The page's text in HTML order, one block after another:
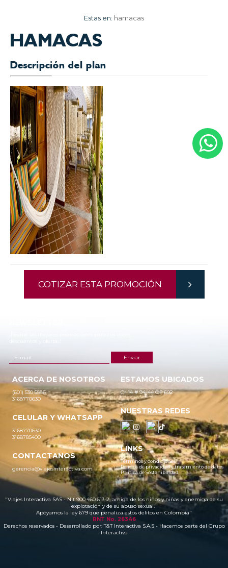
Estas en: hamacas
HAMACAS
Descripción del plan
COTIZAR ESTA PROMOCIÓN
ACERCA DE NOSOTROS
(601) 530 5586
3168770630
CELULAR Y WHATSAPP
3168770630
3168785400
CONTACTANOS
gerencia@viajesinteractiva.com
ESTAMOS UBICADOS
Cr 14 # 94-44 OF 602
NUESTRAS REDES
LINKS
Términos y condiciones
Política de privacidad y tratamiento de datos
Política de Sostenibilidad
"Viajes Interactiva SAS - Nit 900.460.613-2, amiga de los niños y niñas y enemiga de su
explotación y de su abuso sexual."
Apóyamos la ley 679 que penaliza estos delitos en Colombia"
RNT No. 26346
Derechos reservados - Desarrollado por:T&T Interactiva S.A.S- Hacemos parte del Grupo
Interactiva